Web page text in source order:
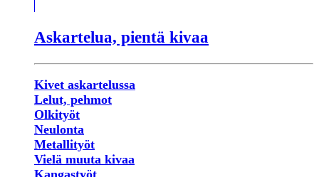
Askartelua, pientä kivaa
Kivet askartelussa
Lelut, pehmot
Olkityöt
Neulonta
Metallityöt
Vielä muuta kivaa